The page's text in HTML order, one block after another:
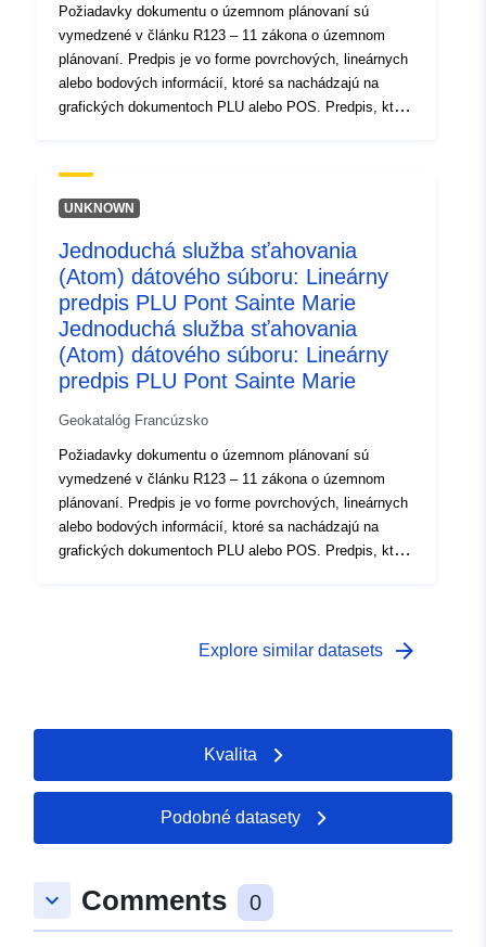
Požiadavky dokumentu o územnom plánovaní sú
vymedzené v článku R123 – 11 zákona o územnom
plánovaní. Predpis je vo forme povrchových, lineárnych
alebo bodových informácií, ktoré sa nachádzajú na
grafických dokumentoch PLU alebo POS. Predpis, ktorý
oblasti.
UNKNOWN
Jednoduchá služba sťahovania
(Atom) dátového súboru: Lineárny
predpis PLU Pont Sainte Marie
Jednoduchá služba sťahovania
(Atom) dátového súboru: Lineárny
predpis PLU Pont Sainte Marie
Geokatalóg Francúzsko
Požiadavky dokumentu o územnom plánovaní sú
vymedzené v článku R123 – 11 zákona o územnom
plánovaní. Predpis je vo forme povrchových, lineárnych
alebo bodových informácií, ktoré sa nachádzajú na
grafických dokumentoch PLU alebo POS. Predpis, ktorý
Explore similar datasets arrow_forward
Kvalita
Podobné datasety
keyboard_arrow_down Comments 0